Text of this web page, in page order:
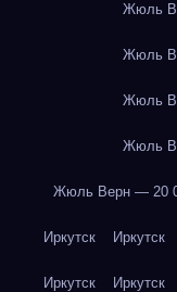
Жюль
Жюль
Жюль
Жюль
Жюль Верн — 20
Иркутск Иркутск
Иркутск Иркутск